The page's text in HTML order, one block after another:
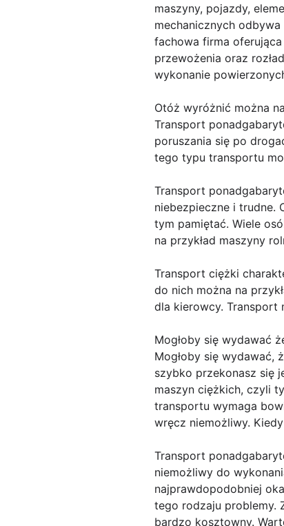
maszyny, pojazdy,
mechanicznych
fachowa firma
przewożenia oraz
wykonanie
Otóż wyróżnić można
Transport
poruszania się po
tego typu transportu
Transport
niebezpieczne i trudne.
tym pamiętać. Wiele
na przykład maszyny
Transport ciężki
do nich można na
dla kierowcy. Transport
Mogłoby się wydawać
Mogłoby się wydawać,
szybko przekonasz się
maszyn ciężkich, czyli
transportu wymaga
wręcz niemożliwy.
Transport
niemożliwy do
najprawdopodobniej
tego rodzaju problemy.
bardzo kosztowny.